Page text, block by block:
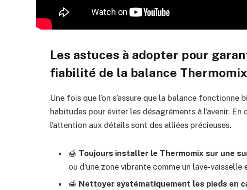
Les astuces à adopter pour
fiabilité de la balance Thermomix
Une fois que l’on s’assure que la balance
habitudes pour éviter les désagréments à l’avenir.
l’attention aux détails sont des alliées précieuses.
🍯 Toujours installer le Thermomix sur une
ou d’une zone vibrante comme un lave-
🍯 Nettoyer systématiquement les pieds en